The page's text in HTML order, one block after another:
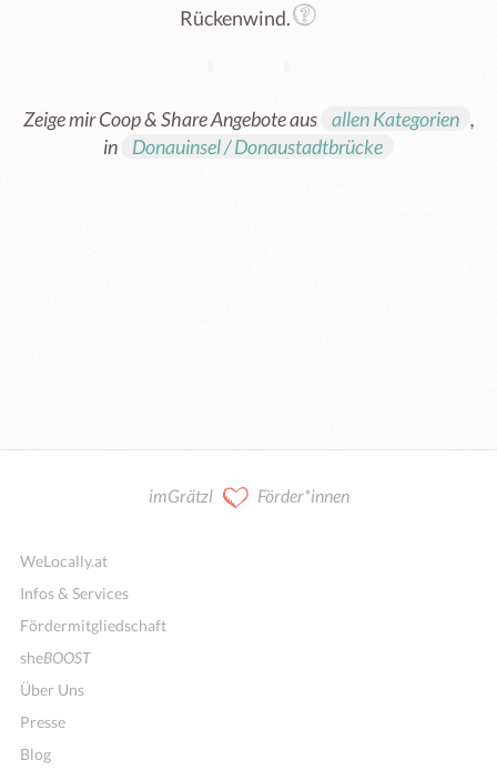
Rückenwind.
Zeige mir Coop & Share Angebote aus allen Kategorien ,
in
Donauinsel / Donaustadtbrücke
imGrätzl Förder*innen
WeLocally.at
Infos & Services
Fördermitgliedschaft
sheBOOST
Über Uns
Presse
Blog